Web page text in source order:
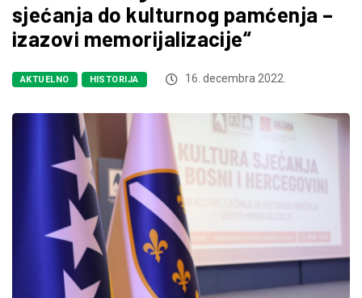
sjećanja do kulturnog pamćenja –
izazovi memorijalizacije“
AKTUELNO HISTORIJA 16. decembra 2022.